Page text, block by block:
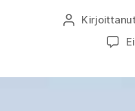
Kirjoittaja